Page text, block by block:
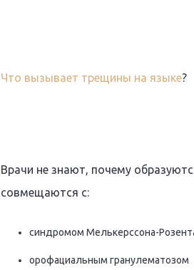
Что вызывает трещины на языке?
Врачи не знают, почему
совмещаются с:
синдромом Мелькерссона-
орофациальным гранулематозом